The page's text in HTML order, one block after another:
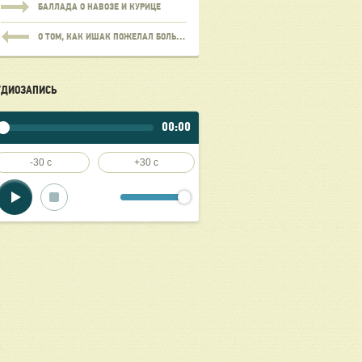
БАЛЛАДА О НАВОЗЕ И КУРИЦЕ
О ТОМ, КАК ИШАК ПОЖЕЛАЛ БОЛЬШЕГО, ЧЕМ ЕМУ ПОЛОЖЕНО, И ЧТО ИЗ ЭТОГО ВЫШЛО
00:00
-30 c +30 c